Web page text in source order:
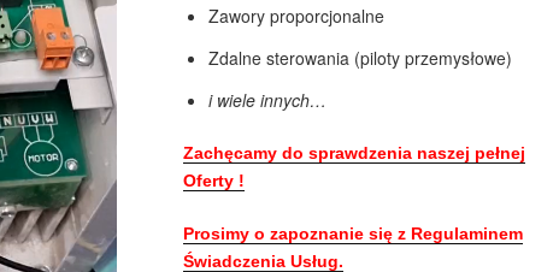
Zawory proporcjonalne
Zdalne sterowania (piloty przemysłowe)
i wiele innych…
Zachęcamy do sprawdzenia naszej pełnej
Oferty !
Prosimy o zapoznanie się z Regulaminem
Świadczenia Usług.